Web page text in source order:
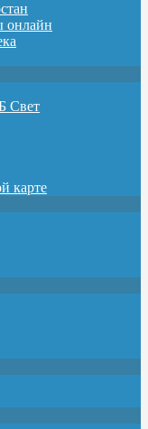
онлайн
Свет
карте